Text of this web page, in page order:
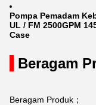
Pompa Pemadam
UL / FM 2500GPM
Case
Beragam
Beragam Produk；